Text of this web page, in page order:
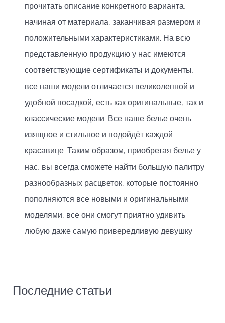
прочитать описание конкретного варианта,
начиная от материала, заканчивая размером и
положительными характеристиками. На всю
представленную продукцию у нас имеются
соответствующие сертификаты и документы,
все наши модели отличается великолепной и
удобной посадкой, есть как оригинальные, так и
классические модели. Все наше белье очень
изящное и стильное и подойдёт каждой
красавице. Таким образом, приобретая белье у
нас, вы всегда сможете найти большую палитру
разнообразных расцветок, которые постоянно
пополняются все новыми и оригинальными
моделями, все они смогут приятно удивить
любую даже самую привередливую девушку.
Последние статьи